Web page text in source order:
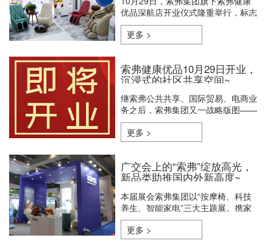
优品深航店开业仪式隆重举行，标志
着索弗集团布局线下新零售业务第一
站将在花都正式启航。
更多 >
索弗健康优品10月29日开业，
沉浸式的社区共享空间~
继索弗公共共享、国际贸易、电商业
务之后，索弗集团又一战略版图——
索弗健康优品新零售模式正式启航！
更多 >
广交会上的“索弗”绽放高光，
新品类助推国内外新高度~
本届展会索弗集团以“按摩椅、科技
养生、智能家电”三大主题展。携家
用、商用、个护等健康领域的优质产
品，在这个世界贸易舞台上，多方位
展现“中国造”新风范。
更多 >